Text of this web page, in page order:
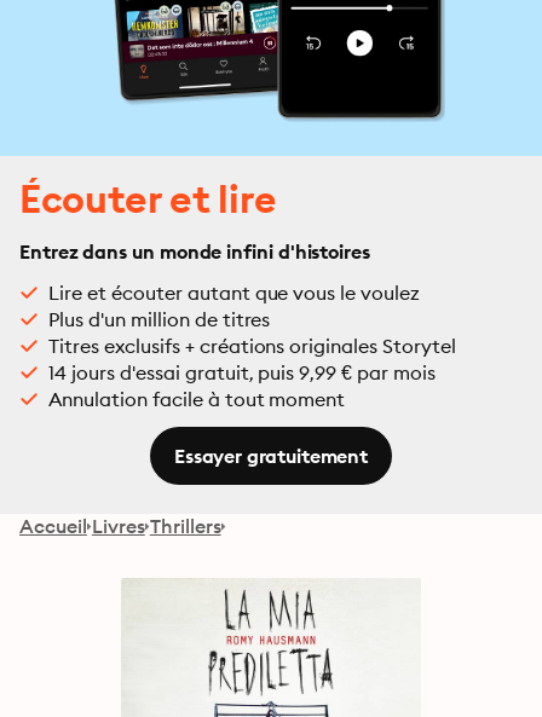
Écouter et lire
Entrez dans un monde infini d'histoires
Lire et écouter autant que vous le voulez
Plus d'un million de titres
Titres exclusifs + créations originales Storytel
14 jours d'essai gratuit, puis 9,99 € par mois
Annulation facile à tout moment
Essayer gratuitement
Accueil Livres Thrillers